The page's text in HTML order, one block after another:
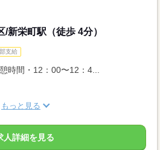
新栄町駅（徒歩 4分）
支給
時間・12：00〜12：4...
もっと見る
人詳細を見る